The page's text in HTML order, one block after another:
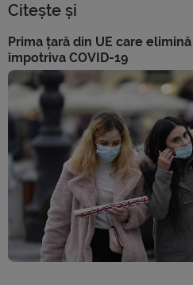
Citește și
Prima țară din UE care
împotriva COVID-19